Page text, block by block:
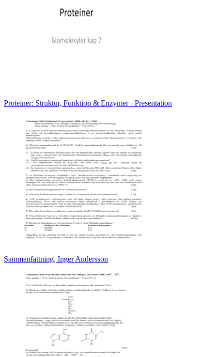
Proteiner: Struktur, Funktion & Enzymer - Presentation
Sammanfattning, Inger Andersson